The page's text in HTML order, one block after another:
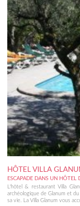
HÔTEL VILLA
ESCAPADE DANS UN
L'hôtel & restaurant Villa
archéologique de Glanum et
sa vie. La Villa Glanum vous